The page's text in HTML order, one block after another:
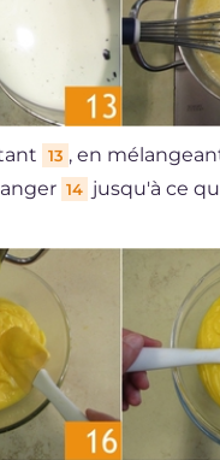
13 , en
14 jusqu'à ce